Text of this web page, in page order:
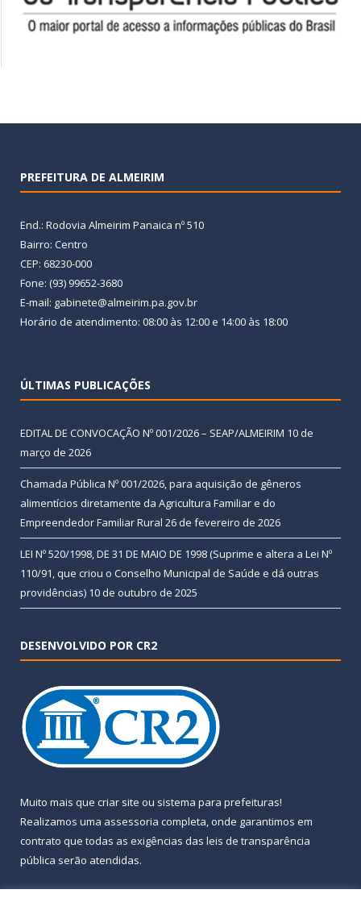
PREFEITURA DE ALMEIRIM
End.: Rodovia Almeirim Panaica nº 510
Bairro: Centro
CEP: 68230-000
Fone: (93) 99652-3680
E-mail: gabinete@almeirim.pa.gov.br
Horário de atendimento: 08:00 às 12:00 e 14:00 às 18:00
ÚLTIMAS PUBLICAÇÕES
EDITAL DE CONVOCAÇÃO Nº 001/2026 – SEAP/ALMEIRIM 10 de
março de 2026
Chamada Pública Nº 001/2026, para aquisição de gêneros
alimentícios diretamente da Agricultura Familiar e do
Empreendedor Familiar Rural 26 de fevereiro de 2026
LEI Nº 520/1998, DE 31 DE MAIO DE 1998 (Suprime e altera a Lei Nº
110/91, que criou o Conselho Municipal de Saúde e dá outras
providências) 10 de outubro de 2025
DESENVOLVIDO POR CR2
Muito mais que criar site ou sistema para prefeituras!
Realizamos uma assessoria completa, onde garantimos em
contrato que todas as exigências das leis de transparência
pública serão atendidas.